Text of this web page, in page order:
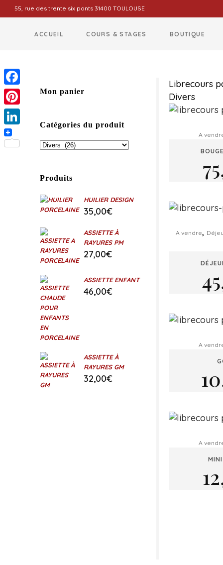
55, rue des trente six ponts 31400 TOULOUSE
ACCUEIL COURS & STAGES BOUTIQUE
Mon panier
Catégories du produit
Produits
HUILIER DESIGN
35,00€
ASSIETTE À
RAYURES PM
27,00€
ASSIETTE ENFANT
46,00€
ASSIETTE À
RAYURES GM
32,00€
Librecours
Divers
A
A vendre,
A
A
Facebook
Pinterest
LinkedIn